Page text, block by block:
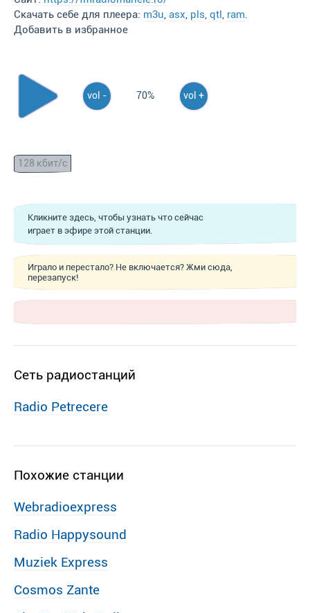
Скачать себе для плеера: m3u, asx, pls, qtl, ram.
Добавить в избранное
vol - 70% vol +
128 кбит/с
Кликните здесь, чтобы узнать что сейчас
играет в эфире этой станции.
Играло и перестало? Не включается? Жми сюда,
перезапуск!
Сеть радиостанций
Radio Petrecere
Похожие станции
Webradioexpress
Radio Happysound
Muziek Express
Cosmos Zante